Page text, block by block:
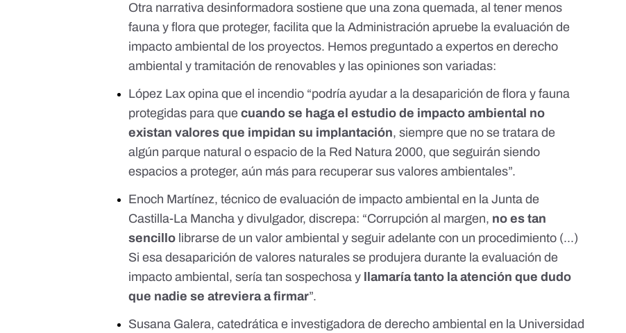
Otra narrativa desinformadora sostiene que una zona quemada, al tener menos
fauna y flora que proteger, facilita que la Administración apruebe la evaluación de
impacto ambiental de los proyectos. Hemos preguntado a expertos en derecho
ambiental y tramitación de renovables y las opiniones son variadas:
López Lax opina que el incendio “podría ayudar a la desaparición de flora y fauna
protegidas para que cuando se haga el estudio de impacto ambiental no
existan valores que impidan su implantación, siempre que no se tratara de
algún parque natural o espacio de la Red Natura 2000, que seguirán siendo
espacios a proteger, aún más para recuperar sus valores ambientales”.
Enoch Martínez, técnico de evaluación de impacto ambiental en la Junta de
Castilla-La Mancha y divulgador, discrepa: “Corrupción al margen, no es tan
sencillo librarse de un valor ambiental y seguir adelante con un procedimiento (...)
Si esa desaparición de valores naturales se produjera durante la evaluación de
impacto ambiental, sería tan sospechosa y llamaría tanto la atención que dudo
que nadie se atreviera a firmar”.
Susana Galera, catedrática e investigadora de derecho ambiental en la Universidad